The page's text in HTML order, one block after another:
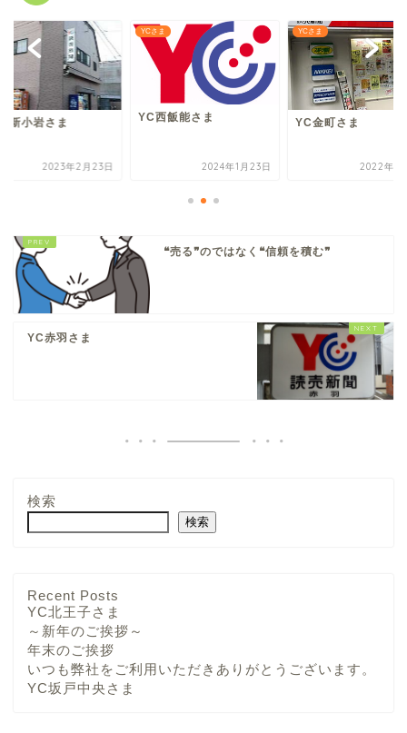
新小岩さま
2023年2月23日
YCさま
YC西飯能さま
2024年1月23日
YCさま
YC金町さま
2022年11
❝売る❞のではなく❝信頼を積む❞
YC赤羽さま
検索
検索
Recent Posts
YC北王子さま
～新年のご挨拶～
年末のご挨拶
いつも弊社をご利用いただきありがとうございます。
YC坂戸中央さま